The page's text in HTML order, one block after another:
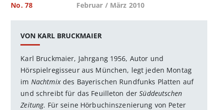
No. 78 Februar / März 2010
VON KARL BRUCKMAIER
Karl Bruckmaier, Jahrgang 1956, Autor und
Hörspielregisseur aus München, legt jeden Montag
im Nachtmixdes Bayerischen Rundfunks Platten auf
und schreibt für das Feuilleton derSüddeutschen
Zeitung. Für seine Hörbuchinszenierung von Peter